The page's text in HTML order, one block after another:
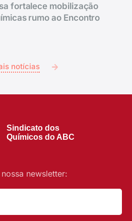
fortalece mobilização
rumo ao Encontro
notícias
Sindicato dos
Químicos do ABC
newsletter: